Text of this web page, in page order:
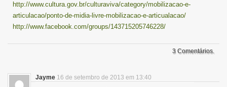
http://www.cultura.gov.br/culturaviva/category/mobilizacao-e-
articulacao/ponto-de-midia-livre-mobilizacao-e-articualacao/
http://www.facebook.com/groups/143715205746228/
3 Comentários.
Jayme 16 de setembro de 2013 em 13:40